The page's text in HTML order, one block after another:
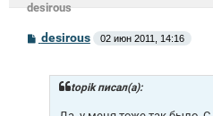
desirous
Сdesirous 02 июн 2011, 14:16
topik писал(а):